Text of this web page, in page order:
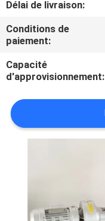
DE
QUALITÉ
CONTACTEZ-
NOUS
DEMANDEZ
PLAN
Délai de livraison:
Conditions de
paiement:
Capacité
d'approvisionnement: